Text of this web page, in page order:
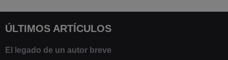
ÚLTIMOS ARTÍCULOS
El legado de un autor breve